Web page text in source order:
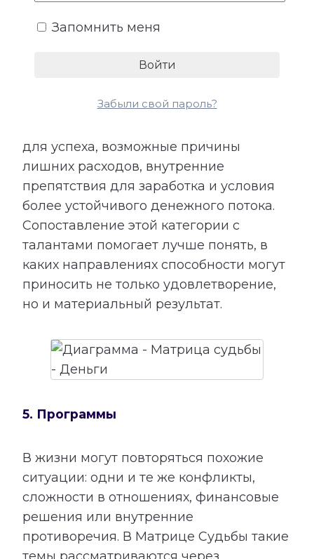
использовать открывающиеся
показывает подходящие направления
для успеха, возможные причины
лишних расходов, внутренние
препятствия для заработка и условия
более устойчивого денежного потока.
Сопоставление этой категории с
талантами помогает лучше понять, в
каких направлениях способности могут
приносить не только удовлетворение,
но и материальный результат.
5. Программы
В жизни могут повторяться похожие
ситуации: одни и те же конфликты,
сложности в отношениях, финансовые
решения или внутренние
противоречия. В Матрице Судьбы такие
Запомнить меня
Забыли свой пароль?